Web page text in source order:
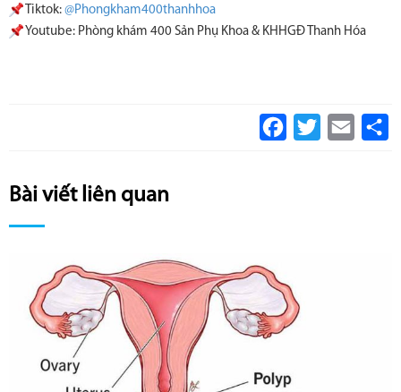
Tiktok: @Phongkham400thanhhoa
Youtube: Phòng khám 400 Sản Phụ Khoa & KHHGĐ Thanh Hóa
Facebook
Twitter Email
Bài viết liên quan